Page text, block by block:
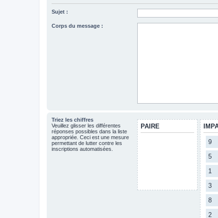
Sujet :
Corps du message :
Triez les chiffres
Veuillez glisser les différentes
réponses possibles dans la liste
appropriée. Ceci est une mesure
permettant de lutter contre les
inscriptions automatisées.
PAIRE
9
5
1
3
8
2